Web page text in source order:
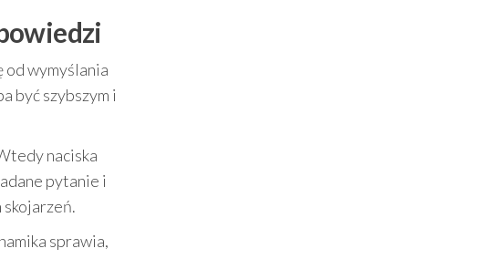
od wymyślania
być szybszym i
naciska
pytanie i
sprawia,